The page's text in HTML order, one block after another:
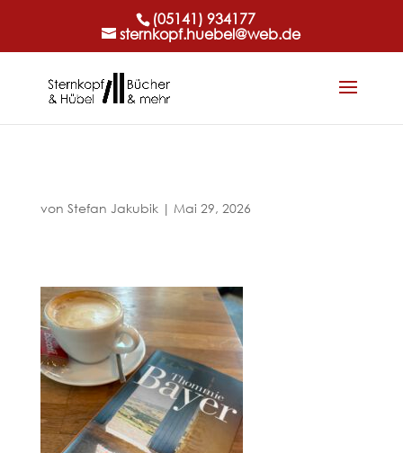
(05141) 934177
sternkopf.huebel@web.de
von Stefan Jakubik| Mai 29, 2026